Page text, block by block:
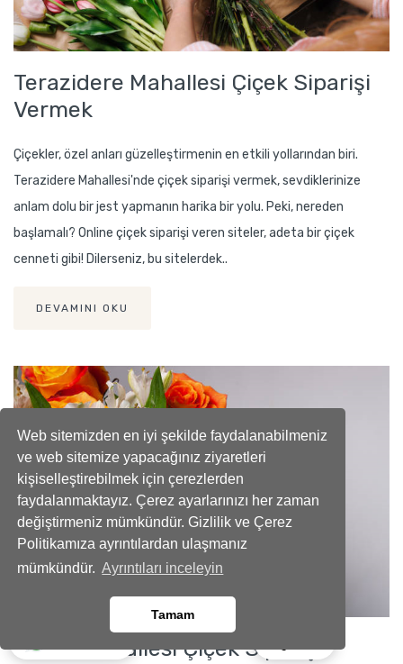
Web sitemizden en iyi şekilde faydalanabilmeniz
ve web sitemize yapacağınız ziyaretleri
kişiselleştirebilmek için çerezlerden
faydalanmaktayız. Çerez ayarlarınızı her zaman
değiştirmeniz mümkündür. Gizlilik ve Çerez
Politikamıza ayrıntılardan ulaşmanız
mümkündür. Ayrıntıları inceleyin
Tamam
Terazidere Mahallesi Çiçek Siparişi
Vermek
Çiçekler, özel anları güzelleştirmenin en etkili yollarından biri.
Terazidere Mahallesi'nde çiçek siparişi vermek, sevdiklerinize
anlam dolu bir jest yapmanın harika bir yolu. Peki, nereden
başlamalı? Online çiçek siparişi veren siteler, adeta bir çiçek
cenneti gibi! Dilerseniz, bu sitelerdek..
DEVAMINI OKU
Vatan Mahallesi Çiçek Siparişi